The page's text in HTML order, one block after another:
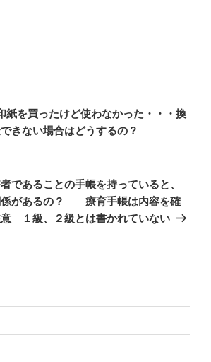
紙を買ったけど使わなかった・・・換
きない場合はどうするの？
であることの手帳を持っていると、
係があるの？ 療育手帳は内容を確
１級、２級とは書かれていない